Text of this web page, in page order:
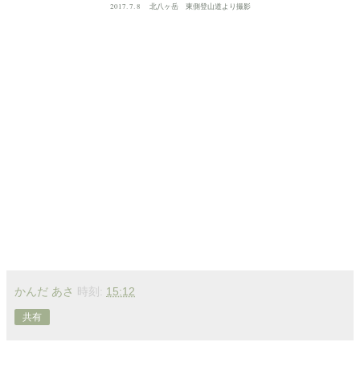
2017. 7. 8 北八ヶ岳 東側登山道より撮影
かんだ あさ 時刻: 15:12
共有